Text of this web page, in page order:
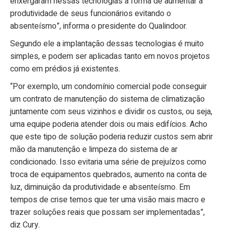
produtividade de seus funcionários evitando o
absenteísmo”, informa o presidente do Qualindoor.
Segundo ele a implantação dessas tecnologias é muito
simples, e podem ser aplicadas tanto em novos projetos
como em prédios já existentes.
“Por exemplo, um condomínio comercial pode conseguir
um contrato de manutenção do sistema de climatização
juntamente com seus vizinhos e dividir os custos, ou seja,
uma equipe poderia atender dois ou mais edifícios. Acho
que este tipo de solução poderia reduzir custos sem abrir
mão da manutenção e limpeza do sistema de ar
condicionado. Isso evitaria uma série de prejuízos como
troca de equipamentos quebrados, aumento na conta de
luz, diminuição da produtividade e absenteísmo. Em
tempos de crise temos que ter uma visão mais macro e
trazer soluções reais que possam ser implementadas”,
diz Cury.